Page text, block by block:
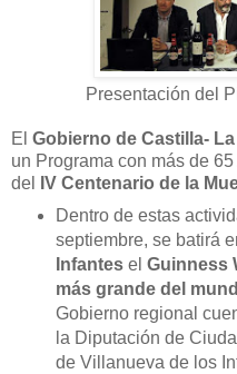
Presentación del
El Gobierno de Castilla-
un Programa con más de
del
IV Centenario de la
Dentro de estas
septiembre, se batirá
Infantes el Guinness
más grande del
Gobierno regional
la Diputación de
de Villanueva de los